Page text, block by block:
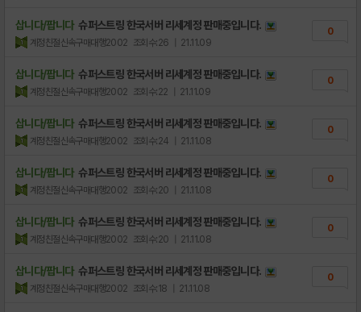
삽니다/팝니다 슈퍼스트링 한국서버 리세계정 판매중입니다.
계정친절신속구매대행2002 조회수:26 | 21.11.09
0
삽니다/팝니다 슈퍼스트링 한국서버 리세계정 판매중입니다.
계정친절신속구매대행2002 조회수:22 | 21.11.09
0
삽니다/팝니다 슈퍼스트링 한국서버 리세계정 판매중입니다.
계정친절신속구매대행2002 조회수:24 | 21.11.08
0
삽니다/팝니다 슈퍼스트링 한국서버 리세계정 판매중입니다.
계정친절신속구매대행2002 조회수:20 | 21.11.08
0
삽니다/팝니다 슈퍼스트링 한국서버 리세계정 판매중입니다.
계정친절신속구매대행2002 조회수:20 | 21.11.08
0
삽니다/팝니다 슈퍼스트링 한국서버 리세계정 판매중입니다.
계정친절신속구매대행2002 조회수:18 | 21.11.08
0